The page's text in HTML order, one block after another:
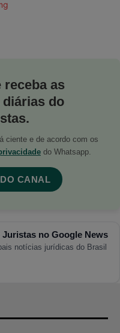
receba as
do
ciente e de acordo com os
do Whatsapp.
CANAL
Juristas no Google News
notícias jurídicas do Brasil